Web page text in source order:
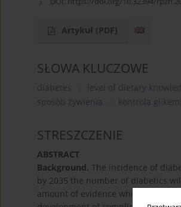
Artykuł (PDF)
SŁOWA KLUCZOWE
diabetes level of dietary
sposób żywienia
kontrola
STRESZCZENIE
ABSTRACT
Background. The incidence of
by 2035 the number of diabetics
amount of evidence which points